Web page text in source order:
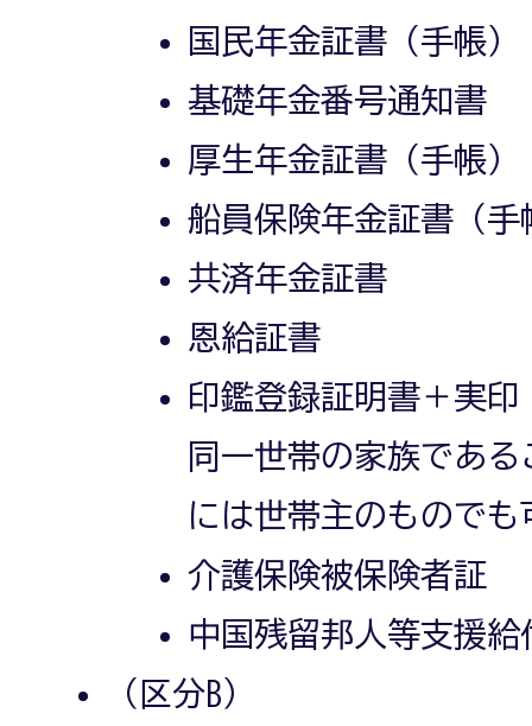
国民年金証書（手帳）
基礎年金番号通知書
厚生年金証書（手帳）
船員保険年金証書（手
共済年金証書
恩給証書
印鑑登録証明書＋実
同一世帯の家族であ
には世帯主のものでも
介護保険被保険者証
中国残留邦人等支援
（区分B）